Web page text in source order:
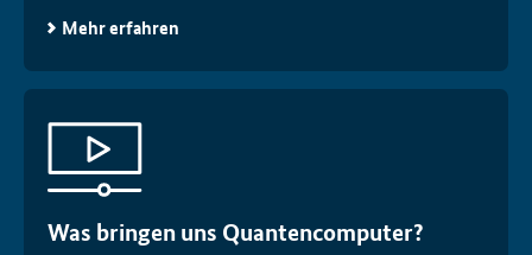
Mehr erfahren
Was bringen uns Quantencomputer?